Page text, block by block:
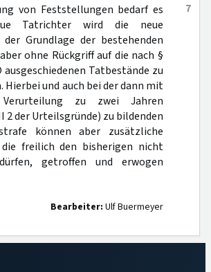
7
von Feststellungen bedarf es
Tatrichter wird die neue
Grundlage der bestehenden
ohne Rückgriff auf die nach §
ausgeschiedenen Tatbestände zu
Hierbei und auch bei der dann mit
zu zwei Jahren
2 der Urteilsgründe) zu bildenden
können aber zusätzliche
freilich den bisherigen nicht
getroffen und erwogen
Bearbeiter: Ulf Buermeyer